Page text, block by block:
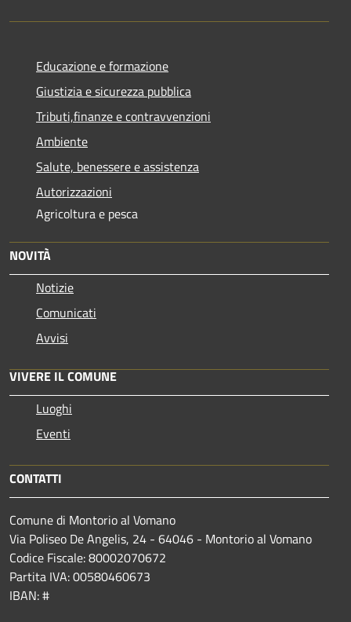
Educazione e formazione
Giustizia e sicurezza pubblica
Tributi,finanze e contravvenzioni
Ambiente
Salute, benessere e assistenza
Autorizzazioni
Agricoltura e pesca
NOVITÀ
Notizie
Comunicati
Avvisi
VIVERE IL COMUNE
Luoghi
Eventi
CONTATTI
Comune di Montorio al Vomano
Via Poliseo De Angelis, 24 - 64046 - Montorio al Vomano
Codice Fiscale: 80002070672
Partita IVA: 00580460673
IBAN: #